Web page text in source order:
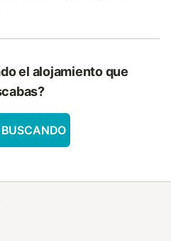
el alojamiento que
BUSCANDO